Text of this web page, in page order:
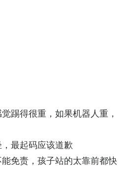
踢得很重，如果机器人重，
最起码应该道歉
免责，孩子站的太靠前都快